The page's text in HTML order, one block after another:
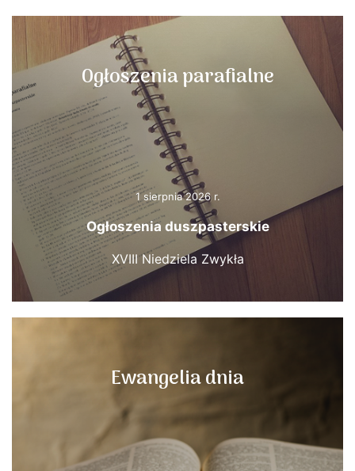
Ogłoszenia parafialne
1 sierpnia 2026 r.
Ogłoszenia duszpasterskie
XVIII Niedziela Zwykła
Ewangelia dnia